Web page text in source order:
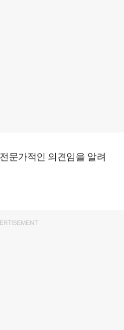
문가적인 의견임을 알려